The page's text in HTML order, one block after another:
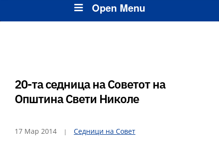
Open Menu
20-та седница на Советот на
Општина Свети Николе
17 Мар 2014 Седници на Совет